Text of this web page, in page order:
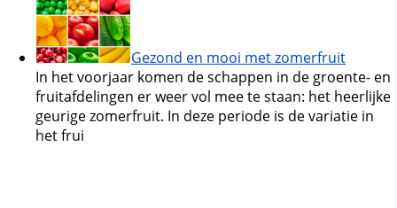
Gezond en mooi met zomerfruit
In het voorjaar komen de schappen in de groente- en
fruitafdelingen er weer vol mee te staan: het heerlijke
geurige zomerfruit. In deze periode is de variatie in
het frui